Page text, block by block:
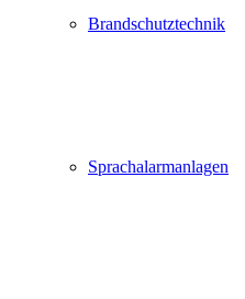
Brandschutztechnik
Sprachalarmanlagen